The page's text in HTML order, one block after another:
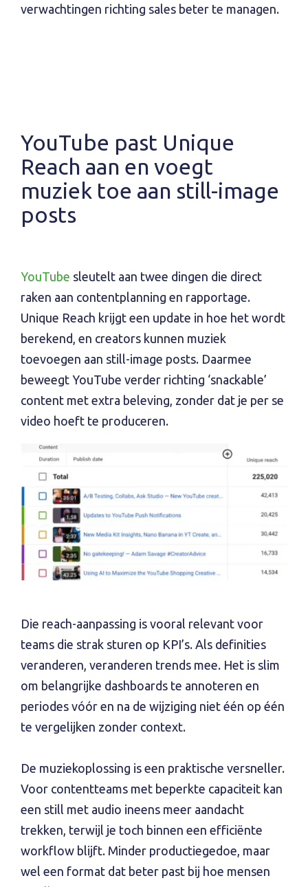
verwachtingen richting sales beter te managen.
YouTube past Unique
Reach aan en voegt
muziek toe aan still-image
posts
YouTube sleutelt aan twee dingen die direct
raken aan contentplanning en rapportage.
Unique Reach krijgt een update in hoe het wordt
berekend, en creators kunnen muziek
toevoegen aan still-image posts. Daarmee
beweegt YouTube verder richting ‘snackable’
content met extra beleving, zonder dat je per se
video hoeft te produceren.
Die reach-aanpassing is vooral relevant voor
teams die strak sturen op KPI’s. Als definities
veranderen, veranderen trends mee. Het is slim
om belangrijke dashboards te annoteren en
periodes vóór en na de wijziging niet één op één
te vergelijken zonder context.
De muziekoplossing is een praktische versneller.
Voor contentteams met beperkte capaciteit kan
een still met audio ineens meer aandacht
trekken, terwijl je toch binnen een efficiënte
workflow blijft. Minder productiegedoe, maar
wel een format dat beter past bij hoe mensen